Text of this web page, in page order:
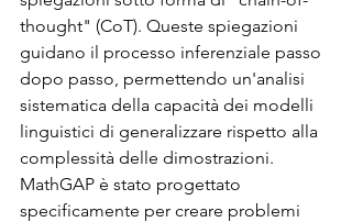
thought" (CoT). Queste spiegazioni
guidano il processo inferenziale passo
dopo passo, permettendo un'analisi
sistematica della capacità dei modelli
linguistici di generalizzare rispetto alla
complessità delle dimostrazioni.
MathGAP è stato progettato
specificamente per creare problemi